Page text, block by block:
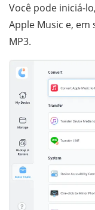
Você pode iniciá-
Apple Music e,
MP3.